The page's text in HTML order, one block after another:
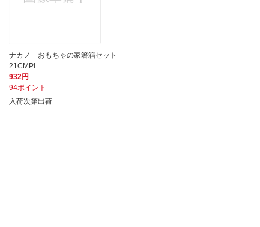
ナカノ おもちゃの家箸箱セット
21CMPI
932円
94ポイント
入荷次第出荷